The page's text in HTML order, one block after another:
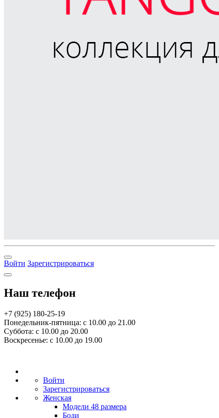
Войти Зарегистрироваться
Наш телефон
+7 (925) 180-25-19
Понедельник-пятница: с 10.00 до 21.00
Суббота: с 10.00 до 20.00
Воскресенье: с 10.00 до 19.00
Войти
Зарегистрироваться
Женская
Модели 48 размера
Боди